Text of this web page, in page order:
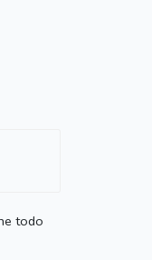
todo